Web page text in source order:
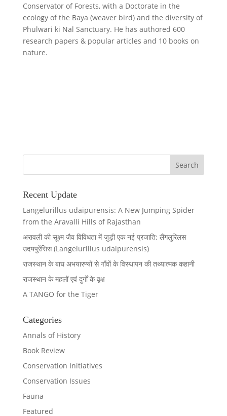
Conservator of Forests, with a Doctorate in the
ecology of the Baya (weaver bird) and the diversity of
Phulwari ki Nal Sanctuary. He has authored 600
research papers & popular articles and 10 books on
nature.
Recent Update
Langelurillus udaipurensis: A New Jumping Spider
from the Aravalli Hills of Rajasthan
अरावली की सूक्ष्म जैव विविधता में जुड़ी एक नई प्रजाति: लैंगलुरिलस
उदयपुरेंसिस (Langelurillus udaipurensis)
राजस्थान के बाघ अभयारण्यों से गाँवों के विस्थापन की तथ्यात्मक कहानी
राजस्थान के महलों एवं दुर्गों के वृक्ष
A TANGO for the Tiger
Categories
Annals of History
Book Review
Conservation Initiatives
Conservation Issues
Fauna
Featured